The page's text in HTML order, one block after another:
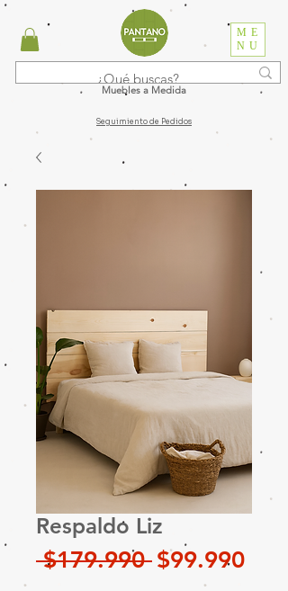
ME
NU
Muebles a Medida
Seguimiento de Pedidos
Respaldo Liz
$179.990 Precio
$99.990